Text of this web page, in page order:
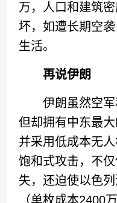
万，人口和建筑
坏，如遭长期空
生活。
再说伊朗
伊朗虽然空军
但却拥有中东最大
并采用低成本无
饱和式攻击，不
失，还迫使以色
（单枚成本2400